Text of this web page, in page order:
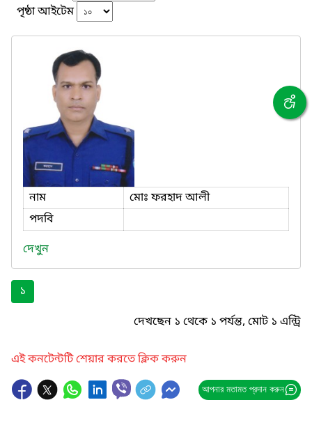
পৃষ্ঠা আইটেম
নাম
মোঃ ফরহাদ আলী
পদবি
দেখুন
১
দেখছেন ১ থেকে ১ পর্যন্ত, মোট ১ এন্ট্রি
এই কনটেন্টটি শেয়ার করতে ক্লিক করুন
আপনার মতামত প্রদান করুন